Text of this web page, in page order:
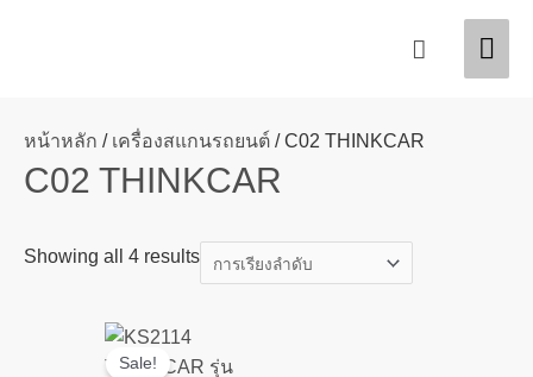
Search
หน้าหลัก / เครื่องสแกนรถยนต์ / C02 THINKCAR
C02 THINKCAR
Showing all 4 results
Sale!
Original
price
Current
price